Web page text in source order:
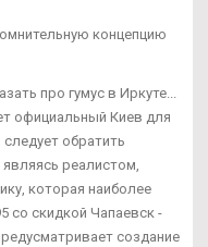
концепцию
про гумус в Иркуте...
официальный Киев для
обратить
реалистом,
которая наиболее
со скидкой Чапаевск -
создание